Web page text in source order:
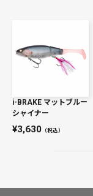
i-BRAKE マットブルー
シャイナー
3,630 （税込）